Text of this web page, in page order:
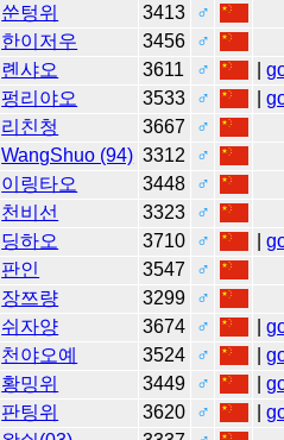
쑨텅위 3413
♂
한이저우 3456
♂
롄샤오 3611 ♂ |
펑리야오 3533 ♂ |
리친청 3667
♂
WangShuo (94) 3312
♂
이링타오 3448
♂
천비선 3323
♂
딩하오 3710 ♂ |
판인 3547
♂
장쯔량 3299
♂
쉬자양 3674 ♂ |
천야오예 3524 ♂ |
황밍위 3449 ♂ |
판팅위 3620 ♂ |